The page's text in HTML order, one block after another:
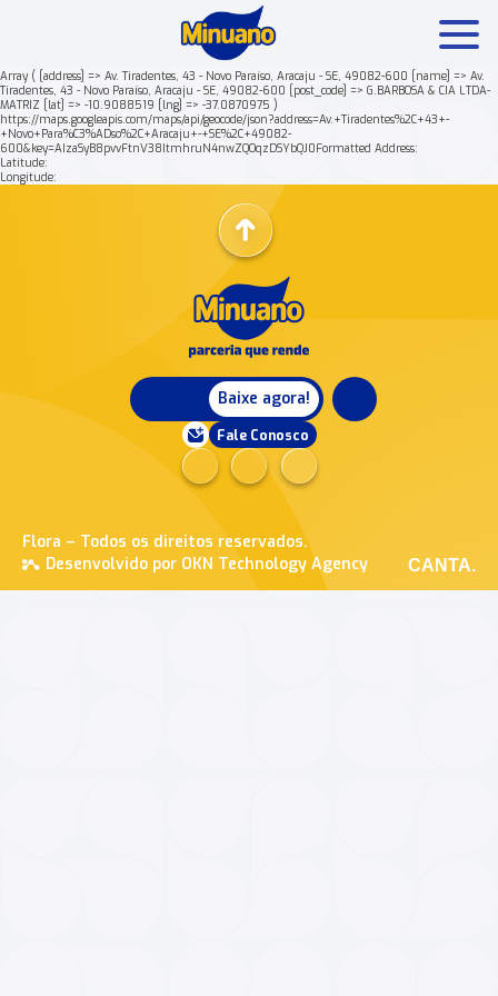
Array ( [address] => Av. Tiradentes, 43 - Novo Paraíso, Aracaju - SE, 49082-600 [name] => Av.
Tiradentes, 43 - Novo Paraíso, Aracaju - SE, 49082-600 [post_code] => G.BARBOSA & CIA LTDA-
MATRIZ [lat] => -10.9088519 [lng] => -37.0870975 )
https://maps.googleapis.com/maps/api/geocode/json?address=Av.+Tiradentes%2C+43+-
+Novo+Para%C3%ADso%2C+Aracaju+-+SE%2C+49082-
600&key=AIzaSyB8pvvFtnV38ItmhruN4nwZQOqzDSYbQJ0Formatted Address:
Latitude:
Longitude:
Baixe agora!
Fale Conosco
Flora – Todos os direitos reservados.
Desenvolvido por OKN Technology Agency
CANTA.
Mais buscados: Produtos Minuano Rende +
Nossa história